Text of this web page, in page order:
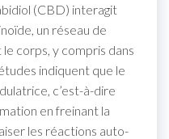
(CBD) interagit
un réseau de
corps, y compris dans
indiquent que le
c’est-à-dire
en freinant la
les réactions auto-